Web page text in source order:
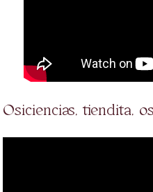
Osiciencias, tiendita,